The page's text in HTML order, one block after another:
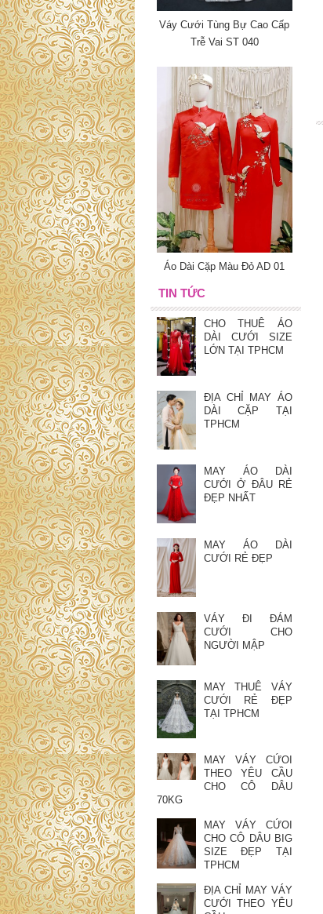
Váy Cưới Tùng Bự Cao Cấp
Trễ Vai ST 040
Áo Dài Cặp Màu Đỏ AD 01
TIN TỨC
CHO THUÊ ÁO
DÀI CƯỚI SIZE
LỚN TẠI TPHCM
ĐỊA CHỈ MAY ÁO
DÀI CẶP TẠI
TPHCM
MAY ÁO DÀI
CƯỚI Ở ĐÂU RẺ
ĐẸP NHẤT
MAY ÁO DÀI
CƯỚI RẺ ĐẸP
VÁY ĐI ĐÁM
CƯỚI CHO
NGƯỜI MẬP
MAY THUÊ VÁY
CƯỚI RẺ ĐẸP
TẠI TPHCM
MAY VÁY CỨOI
THEO YÊU CẦU
CHO CÔ DÂU
70KG
MAY VÁY CỨOI
CHO CÔ DÂU BIG
SIZE ĐẸP TẠI
TPHCM
ĐỊA CHỈ MAY VÁY
CƯỚI THEO YÊU